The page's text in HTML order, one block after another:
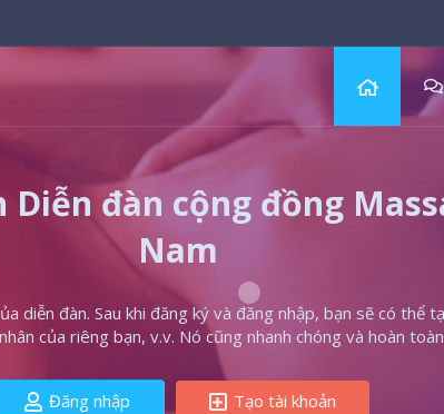
đàn cộng đồng
Nam
diễn đàn. Sau khi đăng ký và đăng nhập, bạn sẽ có thể
của riêng bạn, v.v. Nó cũng nhanh chóng và hoàn
Đăng nhập Tạo tài khoản